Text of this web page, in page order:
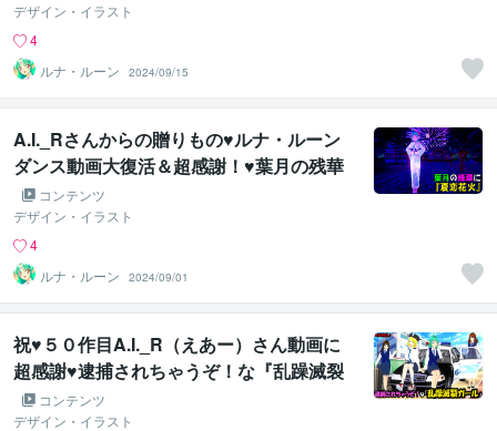
デザイン・イラスト
4
ルナ・ルーン
2024/09/15
A.I._Rさんからの贈りもの♥ルナ・ルーン
ダンス動画大復活＆超感謝！♥葉月の残華
に『夏恋花火』♥
コンテンツ
デザイン・イラスト
4
ルナ・ルーン
2024/09/01
祝♥５０作目A.I._R（えあー）さん動画に
超感謝♥逮捕されちゃうぞ！な『乱躁滅裂
ガール』♥
コンテンツ
デザイン・イラスト